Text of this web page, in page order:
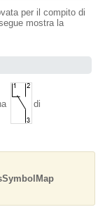
per il compito di
mostra la
di